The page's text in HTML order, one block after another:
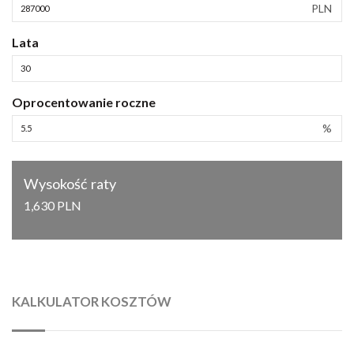
PLN
Lata
Oprocentowanie roczne
%
Wysokość raty
1,630 PLN
KALKULATOR KOSZTÓW